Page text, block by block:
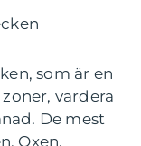
som är en
vardera
De mest
Oxen,